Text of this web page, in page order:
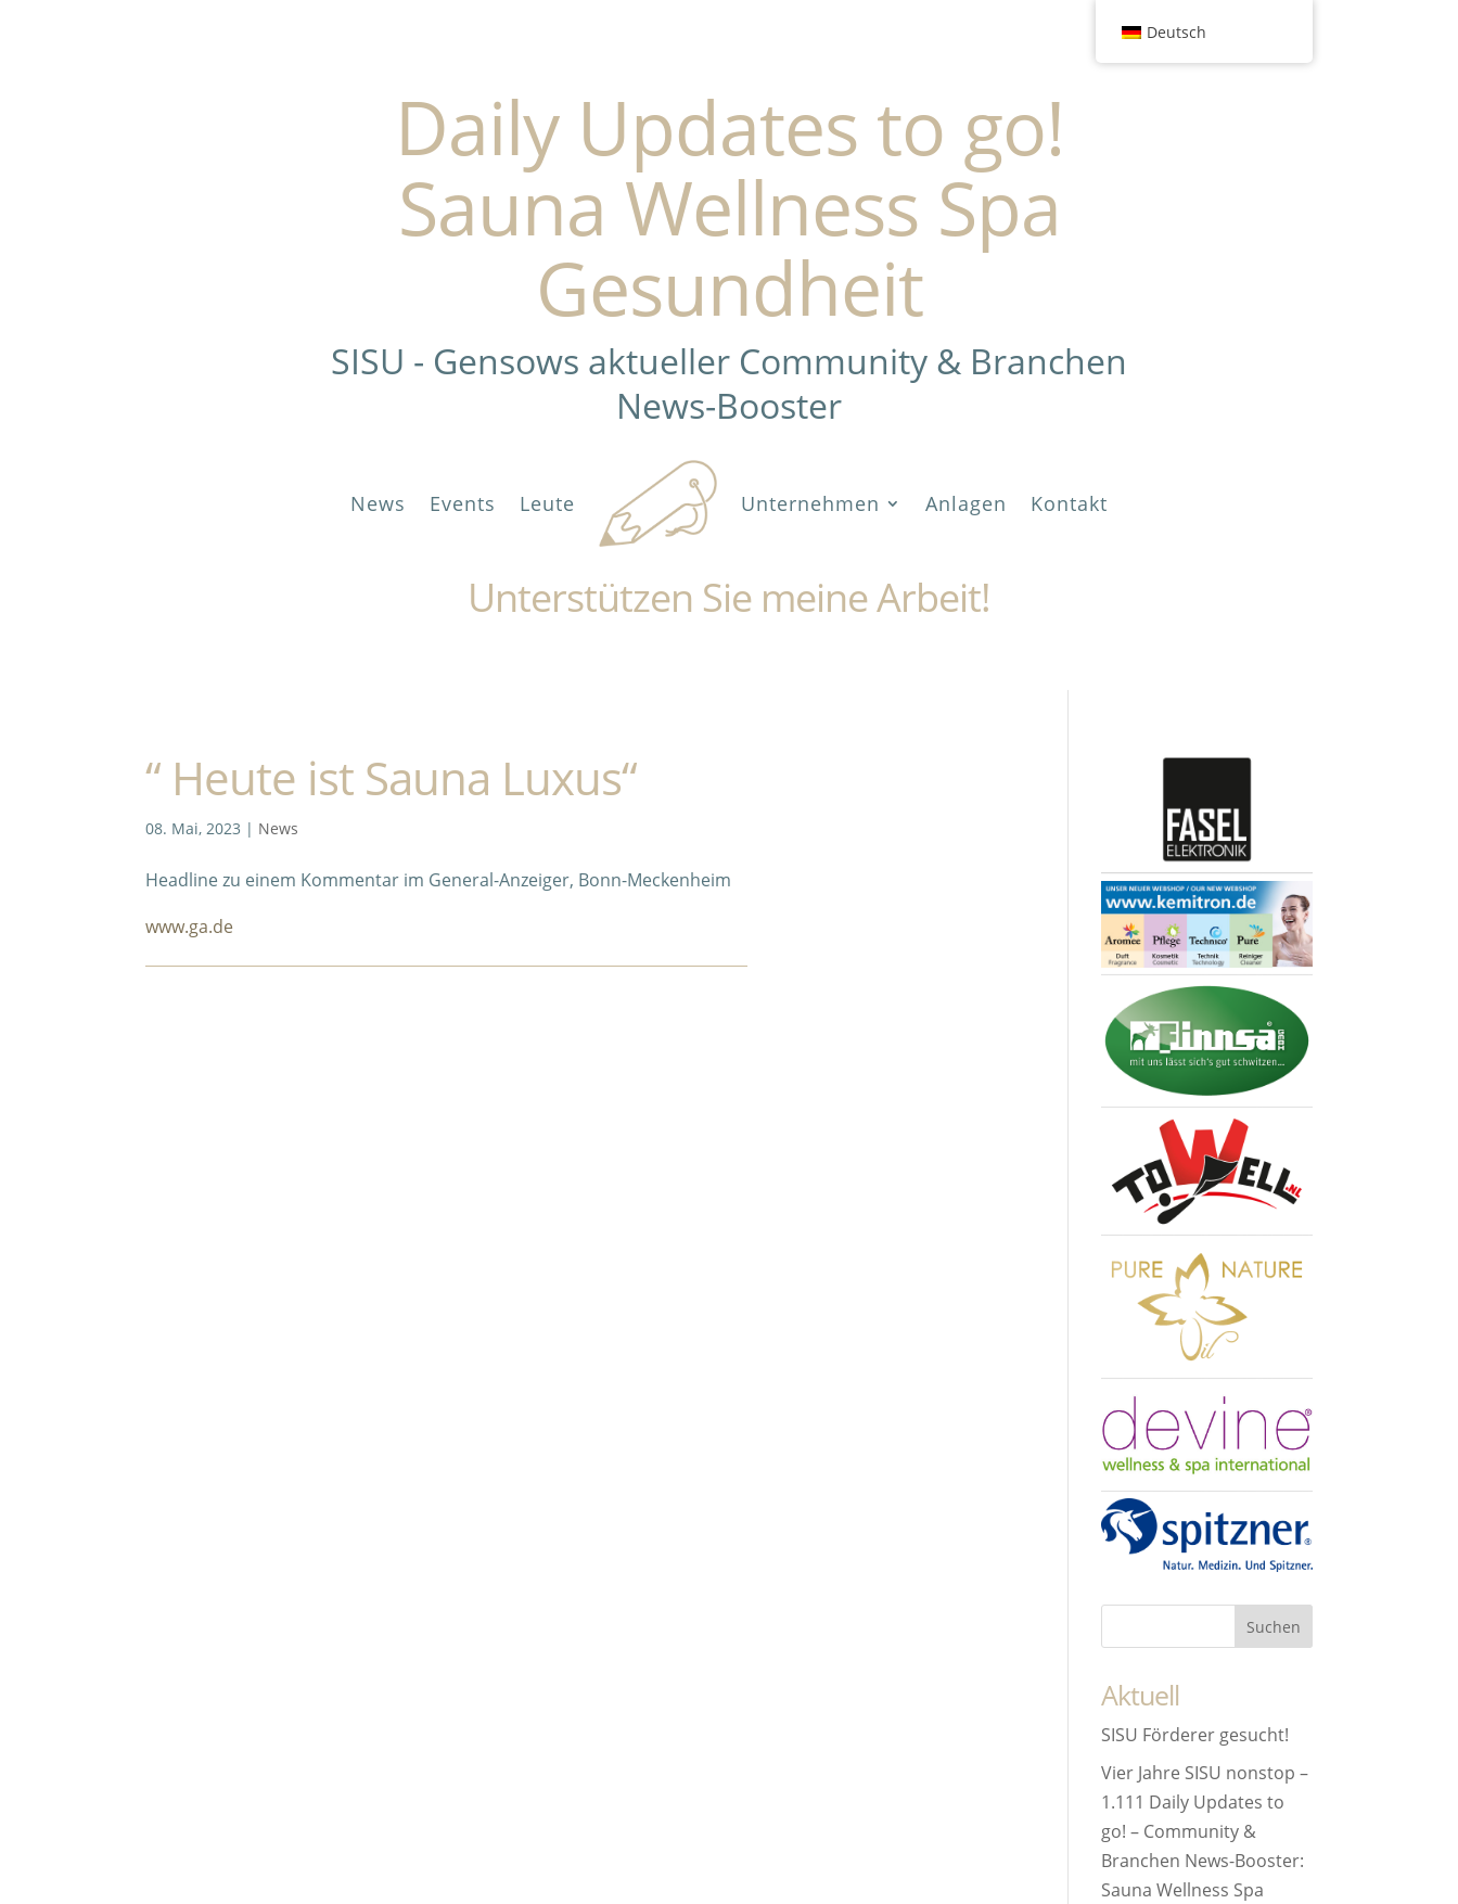
Daily Updates to go!
Sauna Wellness Spa
Gesundheit
SISU - Gensows aktueller Community & Branchen
News-Booster
News Events Leute Unternehmen Anlagen Kontakt
Unterstützen Sie meine Arbeit!
“ Heute ist Sauna Luxus“
08. Mai, 2023 | News
Headline zu einem Kommentar im General-Anzeiger, Bonn-Meckenheim
www.ga.de
Aktuell
SISU Förderer gesucht!
Vier Jahre SISU nonstop –
1.111 Daily Updates to
go! – Community &
Branchen News-Booster:
Sauna Wellness Spa
Deutsch